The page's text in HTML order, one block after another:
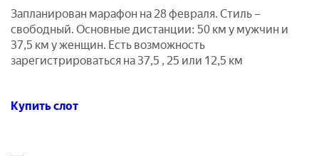
Запланирован марафон на 28 февраля. Стиль –
свободный. Основные дистанции: 50 км у мужчин и
37,5 км у женщин. Есть возможность
зарегистрироваться на 37,5 , 25 или 12,5 км
Купитьслот